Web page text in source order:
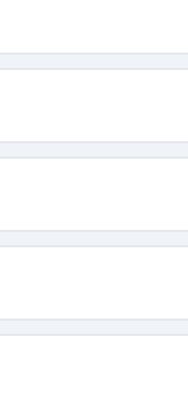
Chúng tôi sẽ tính